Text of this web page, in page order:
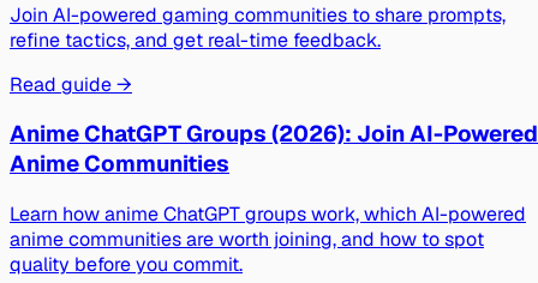
Join AI-powered gaming communities to share prompts,
refine tactics, and get real-time feedback.
Read guide →
Anime ChatGPT Groups (2026): Join AI-Powered
Anime Communities
Learn how anime ChatGPT groups work, which AI-powered
anime communities are worth joining, and how to spot
quality before you commit.